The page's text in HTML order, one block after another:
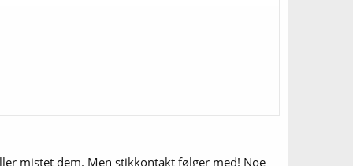
mistet dem. Men stikkontakt følger med! Noe